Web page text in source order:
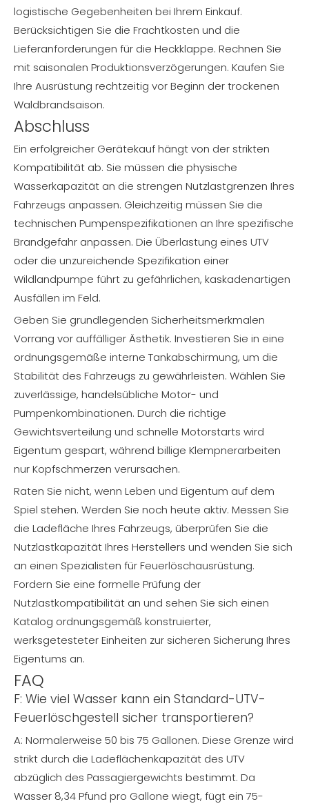
logistische Gegebenheiten bei Ihrem Einkauf.
Berücksichtigen Sie die Frachtkosten und die
Lieferanforderungen für die Heckklappe. Rechnen Sie
mit saisonalen Produktionsverzögerungen. Kaufen Sie
Ihre Ausrüstung rechtzeitig vor Beginn der trockenen
Waldbrandsaison.
Abschluss
Ein erfolgreicher Gerätekauf hängt von der strikten
Kompatibilität ab. Sie müssen die physische
Wasserkapazität an die strengen Nutzlastgrenzen Ihres
Fahrzeugs anpassen. Gleichzeitig müssen Sie die
technischen Pumpenspezifikationen an Ihre spezifische
Brandgefahr anpassen. Die Überlastung eines UTV
oder die unzureichende Spezifikation einer
Wildlandpumpe führt zu gefährlichen, kaskadenartigen
Ausfällen im Feld.
Geben Sie grundlegenden Sicherheitsmerkmalen
Vorrang vor auffälliger Ästhetik. Investieren Sie in eine
ordnungsgemäße interne Tankabschirmung, um die
Stabilität des Fahrzeugs zu gewährleisten. Wählen Sie
zuverlässige, handelsübliche Motor- und
Pumpenkombinationen. Durch die richtige
Gewichtsverteilung und schnelle Motorstarts wird
Eigentum gespart, während billige Klempnerarbeiten
nur Kopfschmerzen verursachen.
Raten Sie nicht, wenn Leben und Eigentum auf dem
Spiel stehen. Werden Sie noch heute aktiv. Messen Sie
die Ladefläche Ihres Fahrzeugs, überprüfen Sie die
Nutzlastkapazität Ihres Herstellers und wenden Sie sich
an einen Spezialisten für Feuerlöschausrüstung.
Fordern Sie eine formelle Prüfung der
Nutzlastkompatibilität an und sehen Sie sich einen
Katalog ordnungsgemäß konstruierter,
werksgetesteter Einheiten zur sicheren Sicherung Ihres
Eigentums an.
FAQ
F: Wie viel Wasser kann ein Standard-UTV-
Feuerlöschgestell sicher transportieren?
A: Normalerweise 50 bis 75 Gallonen. Diese Grenze wird
strikt durch die Ladeflächenkapazität des UTV
abzüglich des Passagiergewichts bestimmt. Da
Wasser 8,34 Pfund pro Gallone wiegt, fügt ein 75-